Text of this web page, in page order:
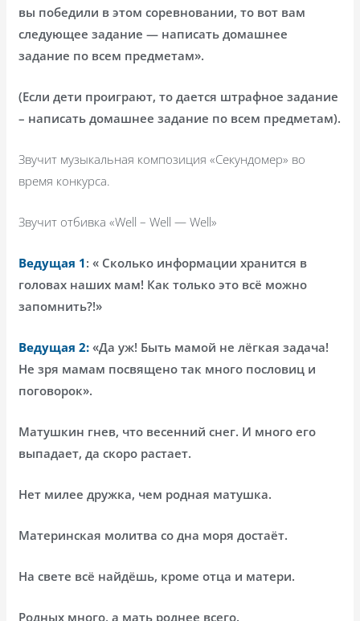
вы победили в этом соревновании, то вот вам
следующее задание — написать домашнее
задание по всем предметам».
(Если дети проиграют, то дается штрафное задание
– написать домашнее задание по всем предметам).
Звучит музыкальная композиция «Секундомер» во
время конкурса.
Звучит отбивка «Well – Well — Well»
Ведущая 1: « Сколько информации хранится в
головах наших мам! Как только это всё можно
запомнить?!»
Ведущая 2: «Да уж! Быть мамой не лёгкая задача!
Не зря мамам посвящено так много пословиц и
поговорок».
Матушкин гнев, что весенний снег. И много его
выпадает, да скоро растает.
Нет милее дружка, чем родная матушка.
Материнская молитва со дна моря достаёт.
На свете всё найдёшь, кроме отца и матери.
Родных много, а мать роднее всего.